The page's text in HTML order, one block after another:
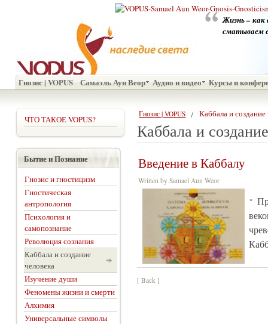
Жизнь – как
сматываем
Гнозис | VOPUS Самаэль Аун Веор Аудио и видео Курсы и
Гнозис | VOPUS Каббала и создание
Каббала и
Введение в Каббалу
Written by Samael Aun Weor
"
[ Back ]
ЧТО ТАКОЕ VOPUS?
Бытие и Познание
Гнозис и гностицизм
Гностическая
антропология
Психология и
самопознание
Революция сознания
Каббала и создание
человека
Изучение души
Феномены жизни и смерти
Алхимия
Универсальные символы